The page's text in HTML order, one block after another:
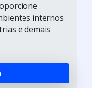
internos
e demais